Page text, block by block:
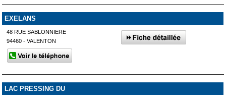
EXELANS
48 RUE SABLONNIERE
94460 - VALENTON
LAC PRESSING DU